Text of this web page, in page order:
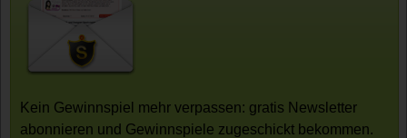
Kein Gewinnspiel mehr verpassen: gratis Newsletter
abonnieren und Gewinnspiele zugeschickt bekommen.